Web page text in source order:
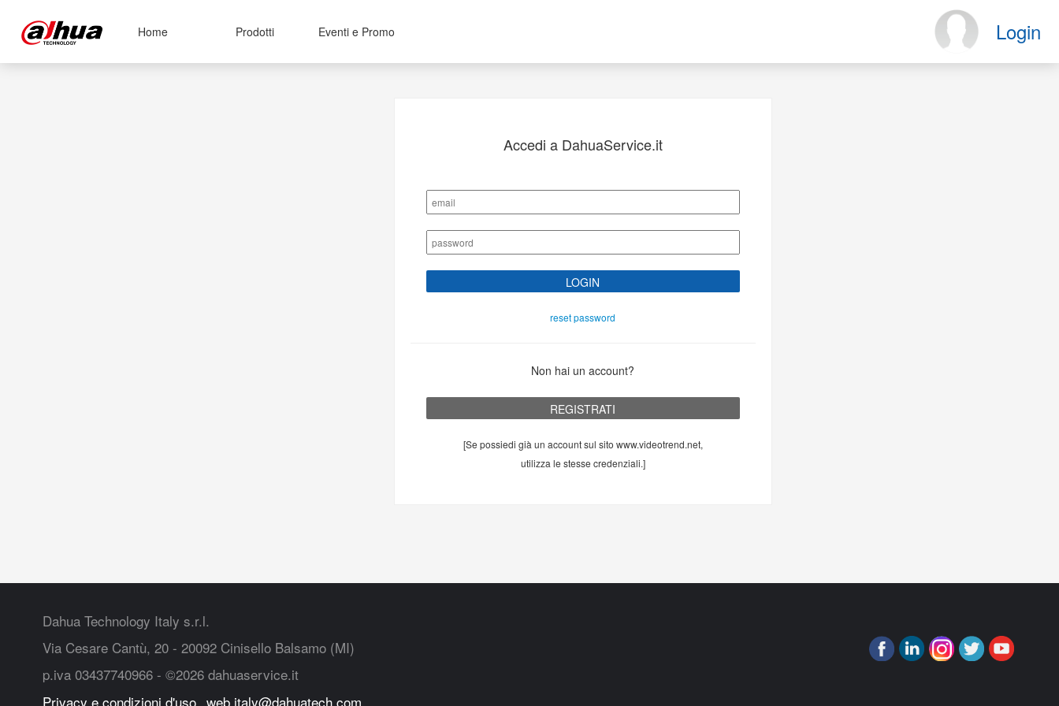
Login
Home Prodotti Eventi e Promo
Accedi a DahuaService.it
reset password
Non hai un account?
[Se possiedi già un account sul sito www.videotrend.net,
utilizza le stesse credenziali.]
Dahua Technology Italy s.r.l.
Via Cesare Cantù, 20 - 20092 Cinisello Balsamo (MI)
p.iva 03437740966 - ©2026 dahuaservice.it
Privacy e condizioni d'uso web.italy@dahuatech.com